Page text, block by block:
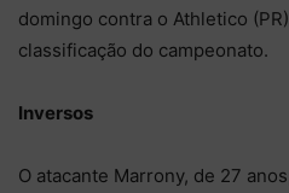
domingo contra o Athletico
classificação do campeonato.
Inversos
O atacante Marrony, de 27